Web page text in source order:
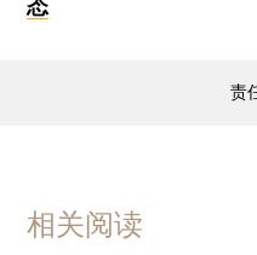
态
责
相关阅读